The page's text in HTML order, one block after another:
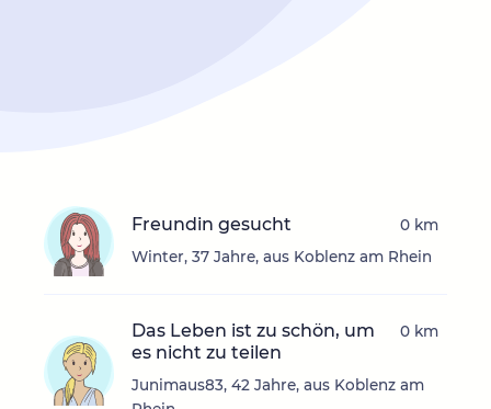
Freundin gesucht
Winter, 37 Jahre, aus Koblenz am Rhein
0 km
Das Leben ist zu schön, um
es nicht zu teilen
Junimaus83, 42 Jahre, aus Koblenz am
0 km